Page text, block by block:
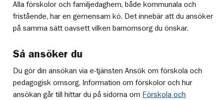
Alla förskolor och familjedaghem, både kommunala och
fristående, har en gemensam kö. Det innebär att du ansöker
på samma sätt oavsett vilken barnomsorg du önskar.
Så ansöker du
Du gör din ansökan via e-tjänsten Ansök om förskola och
pedagogisk omsorg. Information om förskolor och hur
ansökan går till hittar du på sidorna om Förskola och